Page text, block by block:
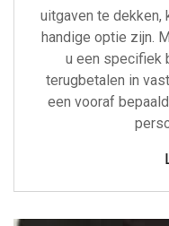
uitgaven te dekken,
handige optie zijn.
u een specifiek
terugbetalen in
een vooraf